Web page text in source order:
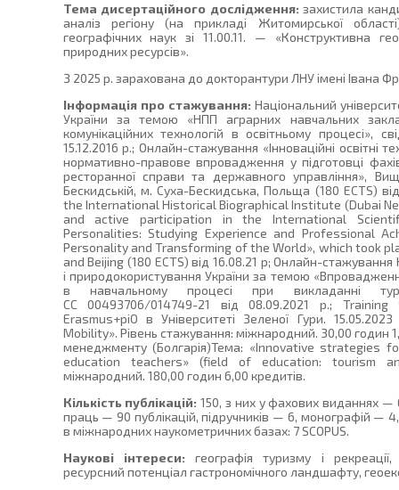
Тема дисертаційного дослідження: захистила
аналіз регіону (на прикладі Житомирської
географічних наук зі 11.00.11. — «Конструктивна
природних ресурсів».
З 2025 р. зарахована до докторантури ЛНУ імені Івана
Інформація про стажування: Національний
України за темою «НПП аграрних навчальних
комунікаційних технологій в освітньому процесі»,
15.12.2016 р.; Онлайн-стажування «Інноваційні освітні
нормативно-правове впровадження у підготовці
ресторанної справи та державного управління»,
Бескидській, м. Суха-Бескидська, Польща (180 ECTS)
the International Historical Biographical Institute (Dubai
and active participation in the International
Personalities: Studying Experience and Professional
Personality and Transforming of the World», which took
and Beijing (180 ECTS) від 16.08.21 р; Онлайн-стажування
і природокористування України за темою
в навчальному процесі при викладанні
СС 00493706/014749-21 від 08.09.2021 р.;
Erasmus+piO в Університеті Зеленої Гури.
Mobility». Рівень стажування: міжнародний. 30,00 годин
менеджменту (Болгарія)Тема: «Innovative strategies
education teachers» (field of education: tourism
міжнародний. 180,00 годин 6,00 кредитів.
Кількість публікацій: 150, з них у фахових виданнях —
праць — 90 публікацій, підручників — 6, монографій — 4,
в міжнародних наукометричних базах: 7 SCOPUS.
Наукові інтереси: географія туризму і
ресурсний потенціал гастрономічного ландшафту,